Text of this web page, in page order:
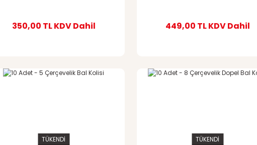
350,00 TLKDV Dahil 449,00 TLKDV Dahil
TÜKENDİ TÜKENDİ